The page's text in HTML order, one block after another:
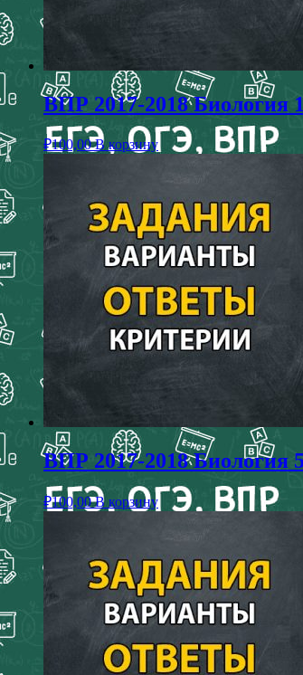
ВПР 2017-2018 Биология
₽100,00 В корзину
ВПР 2017-2018 Биология
₽100,00 В корзину